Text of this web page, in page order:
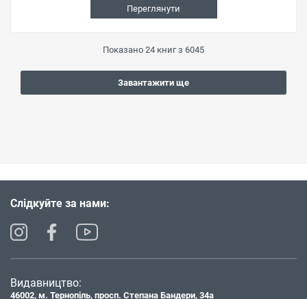
Переглянути
Показано 24 книг з 6045
Завантажити ще
Слідкуйте за нами:
Видавництво:
46002, м. Тернопіль, просп. Степана Бандери, 34а